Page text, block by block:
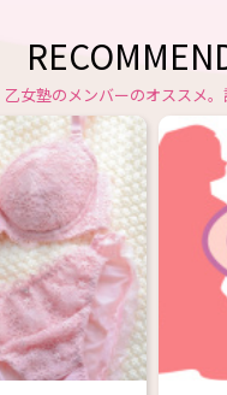
乙女塾のメンバーのオススメ。